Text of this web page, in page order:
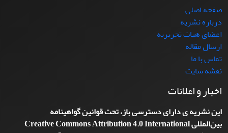
صفحه اصلی
درباره نشریه
اعضای هیات تحریریه
ارسال مقاله
تماس با ما
نقشه سایت
اخبار و اعلانات
این نشریه ی دارای دسترسی باز، تحت قوانین گواهینامه
بین‌المللیCreative Commons Attribution 4.0 International